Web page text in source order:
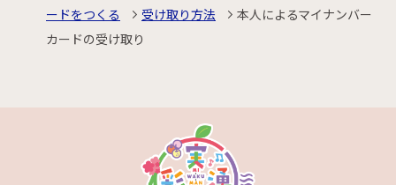
ードをつくる
受け取り方法
本人によるマイナンバー
カードの受け取り